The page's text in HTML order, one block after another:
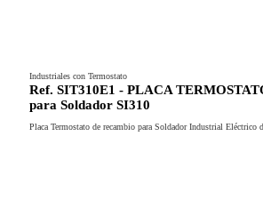
Industriales con Termostato
Ref. SIT310E1 - PLACA
para Soldador SI310
Placa Termostato de recambio para Soldador Industrial Eléctrico